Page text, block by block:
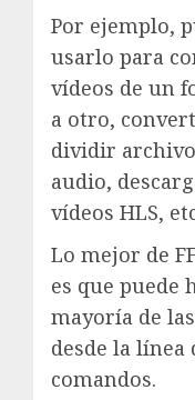
Por ejemplo,
usarlo para
vídeos de un
a otro,
dividir
audio,
vídeos HLS,
Lo mejor de
es que puede
mayoría de
desde la línea
comandos.